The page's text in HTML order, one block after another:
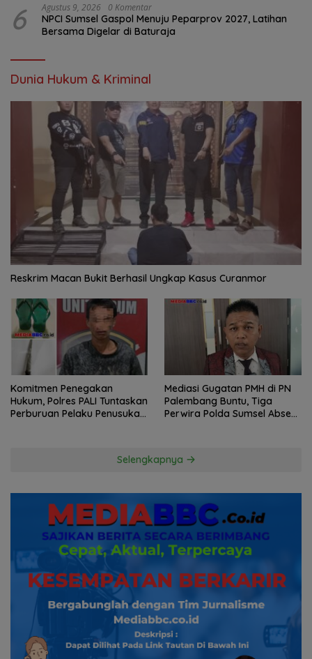
6 Agustus 9, 2026 0 Komentar
NPCI Sumsel Gaspol Menuju Peparprov 2027, Latihan
Bersama Digelar di Baturaja
Dunia Hukum & Kriminal
Reskrim Macan Bukit Berhasil Ungkap Kasus Curanmor
Komitmen Penegakan
Hukum, Polres PALI Tuntaskan
Perburuan Pelaku Penusukan
Mediasi Gugatan PMH di PN
Palembang Buntu, Tiga
Perwira Polda Sumsel Absen,
Selengkapnya